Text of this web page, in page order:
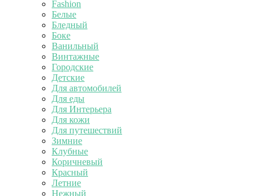
Fashion
Белые
Бледный
Боке
Ванильный
Винтажные
Городские
Детские
Для автомобилей
Для еды
Для Интерьера
Для кожи
Для путешествий
Зимние
Клубные
Коричневый
Красный
Летние
Нежный